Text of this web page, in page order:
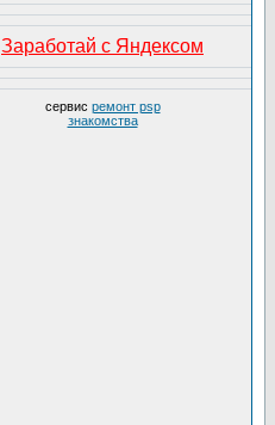
Заработай с Яндексом
сервис ремонт psp
знакомства